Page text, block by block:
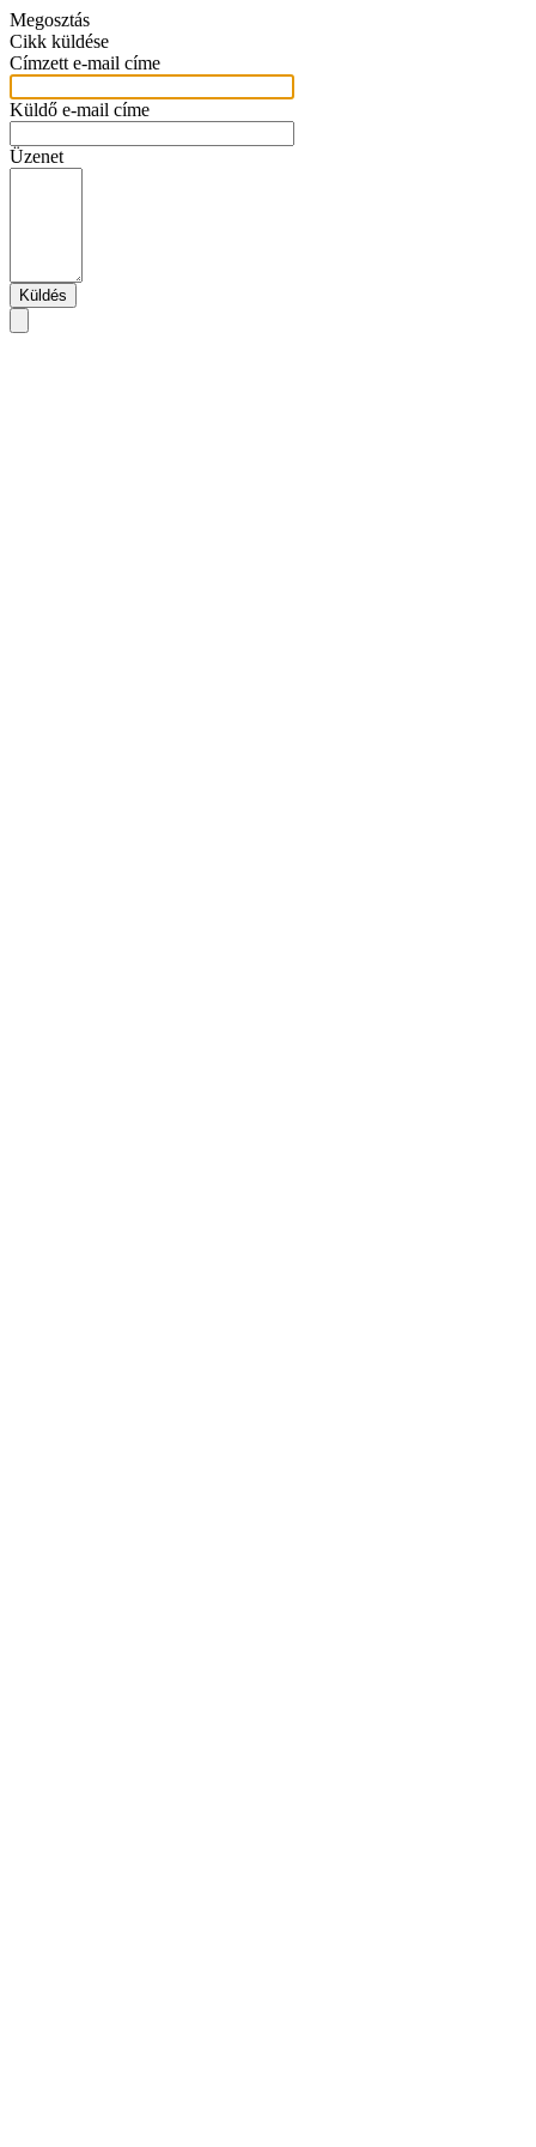
Megosztás
Cikk küldése
Címzett e-mail címe
Küldő e-mail címe
Üzenet